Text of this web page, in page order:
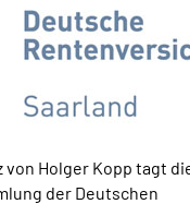
Mein Kundenportal
von Holger Kopp tagt
der Deutschen